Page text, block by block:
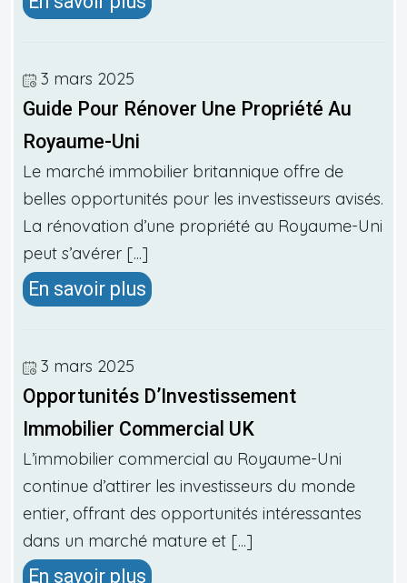
3 mars 2025
Guide Pour Rénover Une Propriété Au
Royaume-Uni
Le marché immobilier britannique offre de
belles opportunités pour les investisseurs avisés.
La rénovation d’une propriété au Royaume-Uni
peut s’avérer [...]
En savoir plus
3 mars 2025
Opportunités D’Investissement
Immobilier Commercial UK
L’immobilier commercial au Royaume-Uni
continue d’attirer les investisseurs du monde
entier, offrant des opportunités intéressantes
dans un marché mature et [...]
En savoir plus